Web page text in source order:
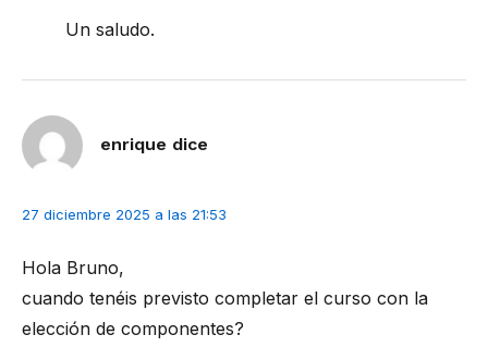
Un saludo.
enrique dice
27 diciembre 2025 a las 21:53
Hola Bruno,
cuando tenéis previsto completar el curso con la
elección de componentes?